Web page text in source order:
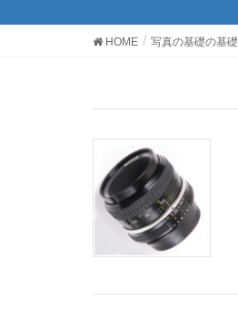
HOME 写真の基礎の基礎